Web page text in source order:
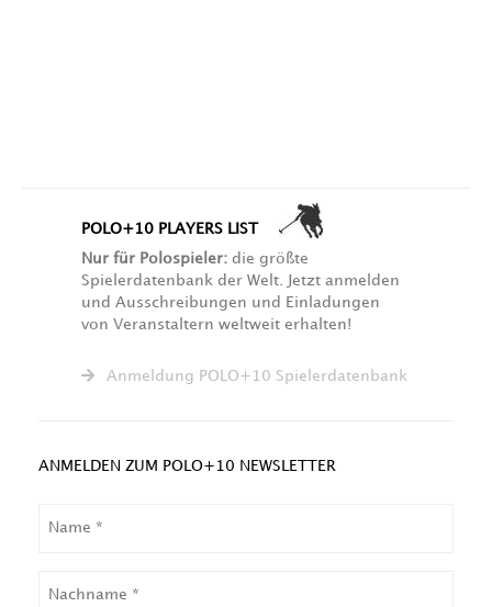
POLO+10 PLAYERS LIST
Nur für Polospieler: die größte
Spielerdatenbank der Welt. Jetzt anmelden
und Ausschreibungen und Einladungen
von Veranstaltern weltweit erhalten!
Anmeldung POLO+10 Spielerdatenbank
ANMELDEN ZUM POLO+10 NEWSLETTER